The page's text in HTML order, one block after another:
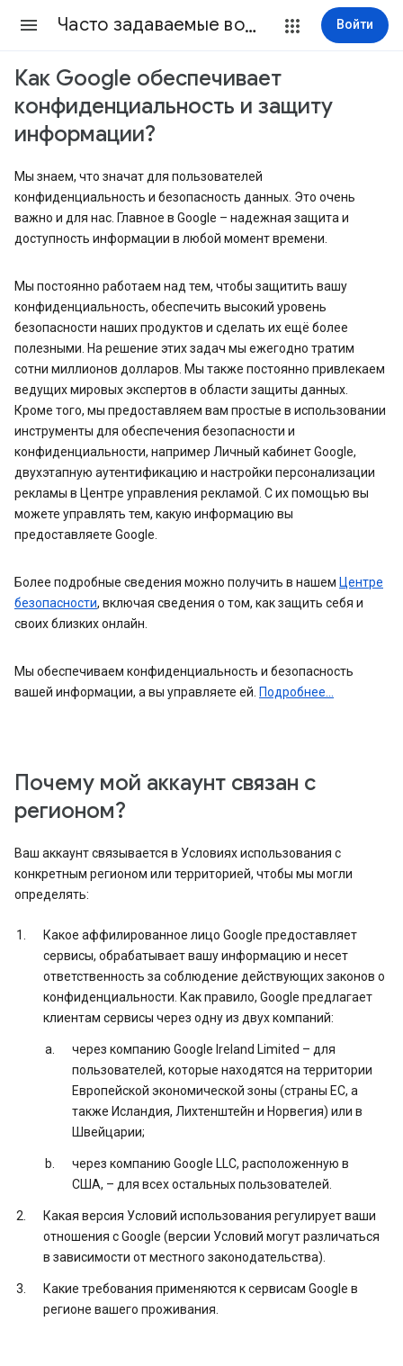
Часто задаваемые вопросы Войти
Как Google обеспечивает
конфиденциальность и защиту
информации?
Мы знаем, что значат для пользователей
конфиденциальность и безопасность данных. Это очень
важно и для нас. Главное в Google – надежная защита и
доступность информации в любой момент времени.
Мы постоянно работаем над тем, чтобы защитить вашу
конфиденциальность, обеспечить высокий уровень
безопасности наших продуктов и сделать их ещё более
полезными. На решение этих задач мы ежегодно тратим
сотни миллионов долларов. Мы также постоянно привлекаем
ведущих мировых экспертов в области защиты данных.
Кроме того, мы предоставляем вам простые в использовании
инструменты для обеспечения безопасности и
конфиденциальности, например Личный кабинет Google,
двухэтапную аутентификацию и настройки персонализации
рекламы в Центре управления рекламой. С их помощью вы
можете управлять тем, какую информацию вы
предоставляете Google.
Более подробные сведения можно получить в нашем Центре
безопасности, включая сведения о том, как защить себя и
своих близких онлайн.
Мы обеспечиваем конфиденциальность и безопасность
вашей информации, а вы управляете ей. Подробнее...
Почему мой аккаунт связан с
регионом?
Ваш аккаунт связывается в Условиях использования с
конкретным регионом или территорией, чтобы мы могли
определять:
Какое аффилированное лицо Google предоставляет
сервисы, обрабатывает вашу информацию и несет
ответственность за соблюдение действующих законов о
конфиденциальности. Как правило, Google предлагает
клиентам сервисы через одну из двух компаний:
через компанию Google Ireland Limited – для
пользователей, которые находятся на территории
Европейской экономической зоны (страны ЕС, а
также Исландия, Лихтенштейн и Норвегия) или в
Швейцарии;
через компанию Google LLC, расположенную в
США, – для всех остальных пользователей.
Какая версия Условий использования регулирует ваши
отношения с Google (версии Условий могут различаться
в зависимости от местного законодательства).
Какие требования применяются к сервисам Google в
регионе вашего проживания.